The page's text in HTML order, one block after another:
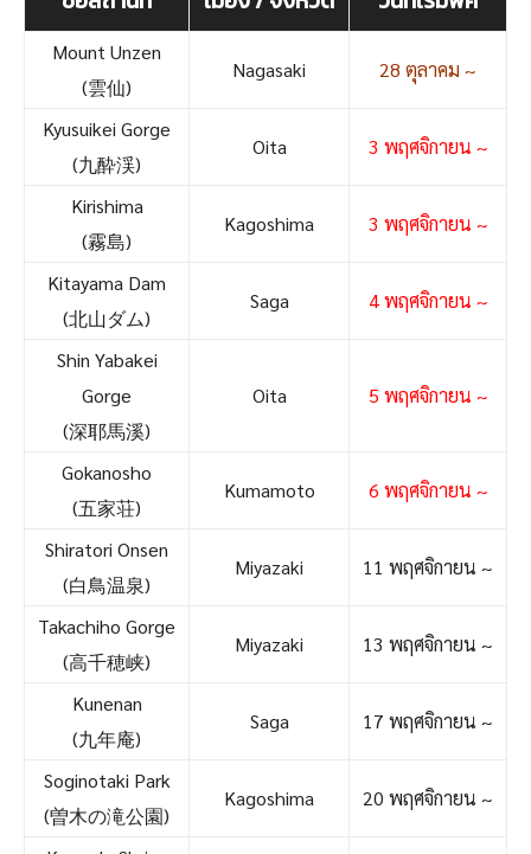
Mount Unzen
(雲仙)
Nagasaki 28 ตุลาคม ~
Kyusuikei Gorge
(九酔渓)
Oita 3 พฤศจิกายน ~
Kirishima
(霧島)
Kagoshima 3 พฤศจิกายน ~
Kitayama Dam
(北山ダム)
Saga 4 พฤศจิกายน ~
Shin Yabakei
Gorge
(深耶馬溪)
Oita 5 พฤศจิกายน ~
Gokanosho
(五家荘)
Kumamoto 6 พฤศจิกายน ~
Shiratori Onsen
(白鳥温泉)
Miyazaki 11 พฤศจิกายน ~
Takachiho Gorge
(高千穂峡)
Miyazaki 13 พฤศจิกายน ~
Kunenan
(九年庵)
Saga 17 พฤศจิกายน ~
Soginotaki Park
(曽木の滝公園)
Kagoshima 20 พฤศจิกายน ~